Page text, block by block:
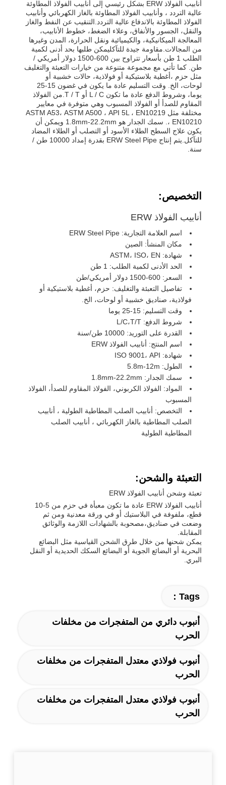
أنابيب الفولاذ ERW بشكل رئيسي إلى أنابيب الفولاذ المطاوئة
عالية التردد ، وأنابيب الفولاذ المطاوئة بالغاز الكهربائي وأنابيب
الفولاذ المطاوئة بالاندفاع عالية التردد.التنقيب عن النفط والغاز
والنقل، الجسور والأنفاق، وعلاء الضغط، خطوط الأنابيب،
المعالجة الميكانيكية، والكيميائية ونقل الحرارة، المدن وغيرها
من المجالات.مقاومة جيدة للتآكليمكن طلبها بحد أدنى لكمية
الطلب 1 طن بأسعار تتراوح بين 600-1500 دولار أمريكي /
طن. كما تأتي مع مجموعة متنوعة من خيارات التعبئة والتغليف
مثل حزم ،أغطية بلاستيكية أو فولاذية، حالات خشبية أو
لوحات، الخ. وقت التسليم عادة ما يكون في غضون 15-25
يوما، وشروط الدفع عادة ما تكون L / C أو T / T.من الفولاذ
المقاوم للصدأ أو الفولاذ المسبوب وهي متوفرة في معايير
مختلفة مثل ASTM A53، ASTM A500 ، API 5L ، EN10219
، EN10210. سمك الجدار هو 1.8mm-22.2mm ويمكن أن
يكون علاج السطح الطلاء الأسود أو التصلب أو الطلاء المضاد
للتآكل.يتم إنتاج ERW Steel Pipe بقدرة إمداد 10000 طن /
سنة.
التخصيص:
أنابيب الفولاذ ERW
اسم العلامة التجارية: ERW Steel Pipe
مكان المنشأ: الصين
شهادة: ASTM، ISO، EN
الحد الأدنى لكمية الطلب: 1 طن
السعر: 600-1500 دولار أمريكي/طن
تفاصيل التعبئة والتغليف: حزم، أغطية بلاستيكية أو
فولاذية، صناديق خشبية أو لوحات، الخ.
وقت التسليم: 15-25 يوما
شروط الدفع: L/C،T/T
القدرة على التوريد: 10000 طن/سنة
اسم المنتج: أنابيب الفولاذ ERW
شهادة: ISO 9001، API
الطول: 5.8m-12m
سمك الجدار: 1.8mm-22.2mm
المواد: الفولاذ الكربوني، الفولاذ المقاوم للصدأ، الفولاذ
المسبوب
التخصص: أنابيب الصلب المطاطية الطولية ، أنابيب
الصلب المطاطية بالغاز الكهربائي ، أنابيب الصلب
المطاطية الطولية
التعبئة والشحن:
تعبئة وشحن أنابيب الفولاذ ERW
أنابيب الفولاذ ERW عادة ما تكون معبأة في حزم من 5-10
قطع، ملفوفة في البلاستيك أو في ورقة معدنية ومن ثم
وضعت في صناديق،مصحوبة بالشهادات اللازمة والوثائق
المقابلة.
يمكن شحنها من خلال طرق الشحن القياسية مثل البضائع
البحرية أو البضائع الجوية أو البضائع السكك الحديدية أو النقل
البري.
Tags：
أنبوب دائري من المتفجرات من مخلفات
الحرب
أنبوب فولاذي معتدل المتفجرات من مخلفات
الحرب
أنبوب فولاذي معتدل المتفجرات من مخلفات
الحرب